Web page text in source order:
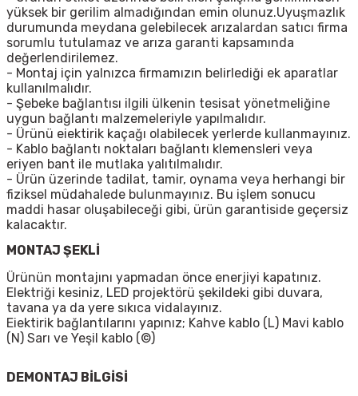
yüksek bir gerilim almadığından emin olunuz.Uyuşmazlık
durumunda meydana gelebilecek arızalardan satıcı firma
sorumlu tutulamaz ve arıza garanti kapsamında
değerlendirilemez.
- Montaj için yalnızca firmamızın belirlediği ek aparatlar
kullanılmalıdır.
- Şebeke bağlantısı ilgili ülkenin tesisat yönetmeliğine
uygun bağlantı malzemeleriyle yapılmalıdır.
- Ürünü eiektirik kaçağı olabilecek yerlerde kullanmayınız.
- Kablo bağlantı noktaları bağlantı klemensleri veya
eriyen bant ile mutlaka yalıtılmalıdır.
- Ürün üzerinde tadilat, tamir, oynama veya herhangi bir
fiziksel müdahalede bulunmayınız. Bu işlem sonucu
maddi hasar oluşabileceği gibi, ürün garantiside geçersiz
kalacaktır.
MONTAJ ŞEKLİ
Ürünün montajını yapmadan önce enerjiyi kapatınız.
Elektriği kesiniz, LED projektörü şekildeki gibi duvara,
tavana ya da yere sıkıca vidalayınız.
Eiektirik bağlantılarını yapınız; Kahve kablo (L) Mavi kablo
(N) Sarı ve Yeşil kablo (©)
DEMONTAJ BİLGİSİ